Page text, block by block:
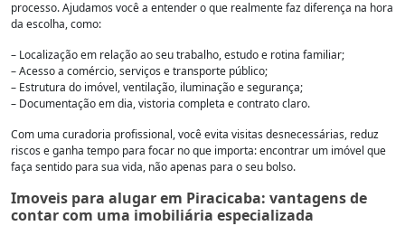
processo. Ajudamos você a entender o que realmente faz diferença na hora
da escolha, como:
– Localização em relação ao seu trabalho, estudo e rotina familiar;
– Acesso a comércio, serviços e transporte público;
– Estrutura do imóvel, ventilação, iluminação e segurança;
– Documentação em dia, vistoria completa e contrato claro.
Com uma curadoria profissional, você evita visitas desnecessárias, reduz
riscos e ganha tempo para focar no que importa: encontrar um imóvel que
faça sentido para sua vida, não apenas para o seu bolso.
Imoveis para alugar em Piracicaba: vantagens de
contar com uma imobiliária especializada